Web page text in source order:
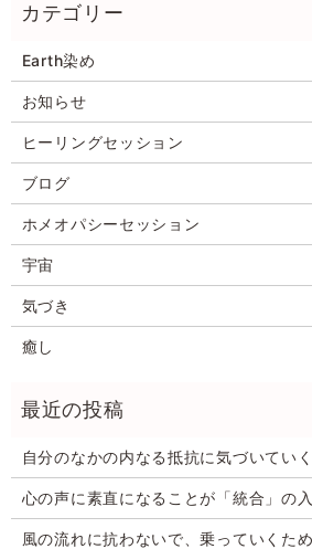
Earth染め
お知らせ
ヒーリングセッション
ブログ
ホメオパシーセッション
宇宙
気づき
癒し
自分のなかの内なる抵抗に気づいていく
心の声に素直になることが「統合」の
風の流れに抗わないで、乗っていくた